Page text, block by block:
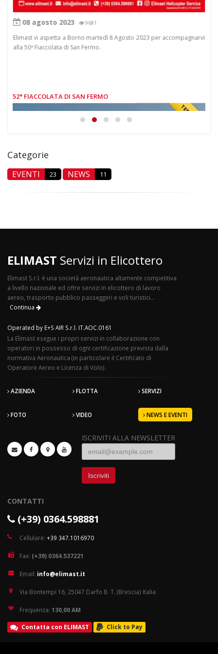
08 agosto 2023 9681
Elimast vi aspetta a Borno martedì 8 Agosto 2023 per accompagnarvi
alla 50ª Fiaccolata di San Fermo.
Categorie
EVENTI 23 NEWS 11
ELIMAST Servizi in Elicottero
Elimast S.r.l. è una società aeronautica altamente competitiva
a livello nazionale ed offre servizi in elicottero di lavoro
aereo, trasporto pubblico passeggeri e voli turistici...
Continua
Operated by E+S AIR S.r.l. IT.AOC.0161
La Elimast esegue i propri servizi in collaborazione con
operatori in possesso di ogni certificazione prevista dalla
normativa Aeronautica (in particolare il Certificato di
Operatore Aereo e Licenza di Volo).
AZIENDA FLOTTA SERVIZI
FOTO VIDEO NEWS E EVENTI
ISCRIVITI ALLA NEWSLETTER
Email
CONTATTI
(+39) 0364.598881
Cellulare: +39 347.1016970
Fax: (+39) 0364.537221
Email: info@elimast.it
Via Bontempi 16, 25047 Darfo B. T. (Brescia) Italia
Frequenza: 130,00 AM
Contatta con ELIMAST Click to Pay